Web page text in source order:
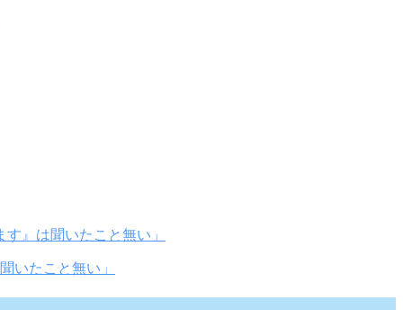
いたこと無い」